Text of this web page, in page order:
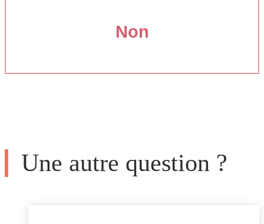
Non
Une autre question ?